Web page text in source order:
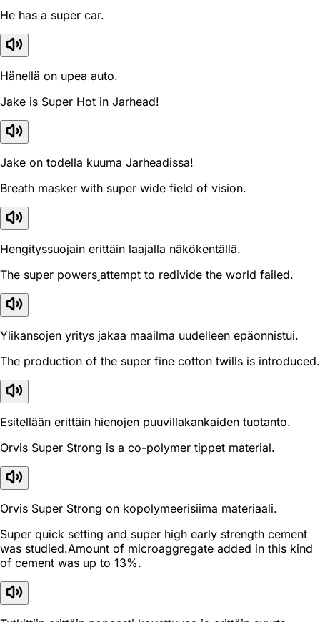
He has a super car.
Hänellä on upea auto.
Jake is Super Hot in Jarhead!
Jake on todella kuuma Jarheadissa!
Breath masker with super wide field of vision.
Hengityssuojain erittäin laajalla näkökentällä.
The super powersattempt to redivide the world failed.
Ylikansojen yritys jakaa maailma uudelleen epäonnistui.
The production of the super fine cotton twills is introduced.
Esitellään erittäin hienojen puuvillakankaiden tuotanto.
Orvis Super Strong is a co-polymer tippet material.
Orvis Super Strong on kopolymeerisiima materiaali.
Super quick setting and super high early strength cement
was studied.Amount of microaggregate added in this kind
of cement was up to 13%.